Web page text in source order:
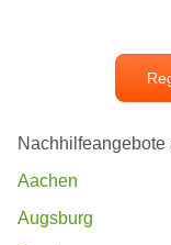
Nachhilfeangebote
Aachen
Augsburg